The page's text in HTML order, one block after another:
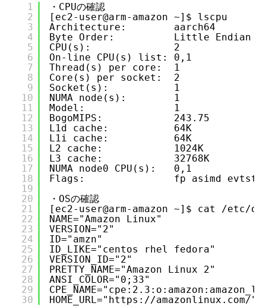
1
2
3
4
5
6
7
8
9
10
11
12
13
14
15
16
17
18
19
20
21
22
23
24
25
26
27
28
29
30
・CPUの確認
[ec2-user@arm-amazon ~]$ lscpu
Architecture:        aarch64
Byte Order:          Little Endian
CPU(s):              2
On-line CPU(s) list: 0,1
Thread(s) per core:  1
Core(s) per socket:  2
Socket(s):           1
NUMA node(s):        1
Model:               1
BogoMIPS:            243.75
L1d cache:           64K
L1i cache:           64K
L2 cache:            1024K
L3 cache:            32768K
NUMA node0 CPU(s):   0,1
Flags:               fp asimd
・OSの確認
[ec2-user@arm-amazon ~]$ cat /etc/
NAME="Amazon Linux"
VERSION="2"
ID="amzn"
ID_LIKE="centos rhel fedora"
VERSION_ID="2"
PRETTY_NAME="Amazon Linux 2"
ANSI_COLOR="0;33"
HOME_URL=" https://amazonlinux.com/"